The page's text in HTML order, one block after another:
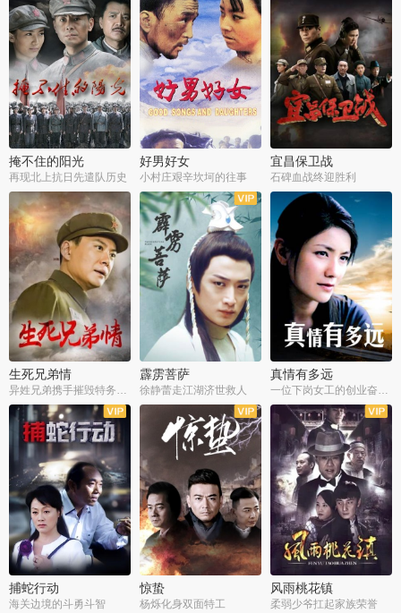
掩不住的阳光
再现北上抗日先遣队历史
好男好女
小村庄艰辛坎坷的往事
宜昌保卫战
石碑血战终迎胜利
全37集
生死兄弟情
异姓兄弟携手摧毁特务阴谋
全40集
霹雳菩萨
徐静蕾走江湖济世救人
全25集
真情有多远
一位下岗女工的创业奋斗史
全22集
捕蛇行动
海关边境的斗勇斗智
全39集
惊蛰
杨烁化身双面特工
全36集
风雨桃花镇
柔弱少爷扛起家族荣誉